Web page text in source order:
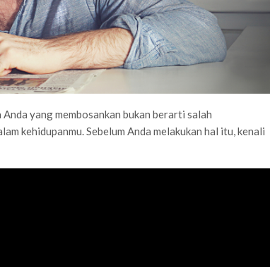
yang membosankan bukan berarti salah
kehidupanmu. Sebelum Anda melakukan hal itu, kenali